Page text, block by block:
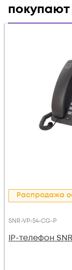
покупают
Распродажа
SNR-VP-54-CG-P
IP-телефон